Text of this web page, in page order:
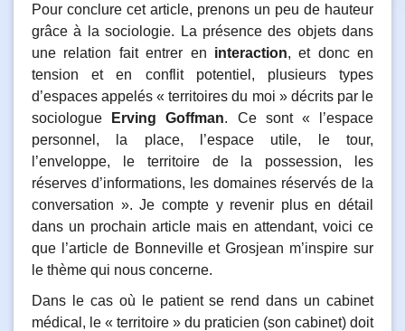
Pour conclure cet article, prenons un peu de hauteur
grâce à la sociologie. La présence des objets dans
une relation fait entrer en interaction, et donc en
tension et en conflit potentiel, plusieurs types
d’espaces appelés « territoires du moi » décrits par le
sociologue
Erving Goffman. Ce sont « l’espace
personnel, la place, l’espace utile, le tour,
l’enveloppe, le territoire de la possession, les
réserves d’informations, les domaines réservés de la
conversation ». Je compte y revenir plus en détail
dans un prochain article mais en attendant, voici ce
que l’article de Bonneville et Grosjean m’inspire sur
le thème qui nous concerne.
Dans le cas où le patient se rend dans un cabinet
médical, le « territoire » du praticien (son cabinet) doit